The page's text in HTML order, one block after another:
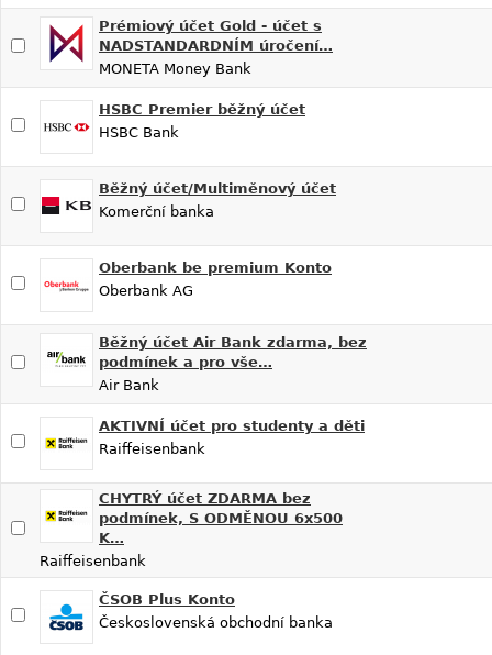
Prémiový účet Gold - účet s
NADSTANDARDNÍM úročení…
MONETA Money Bank
HSBC Premier běžný účet
HSBC Bank
Běžný účet/Multiměnový účet
Komerční banka
Oberbank be premium Konto
Oberbank AG
Běžný účet Air Bank zdarma, bez
podmínek a pro vše…
Air Bank
AKTIVNÍ účet pro studenty a děti
Raiffeisenbank
CHYTRÝ účet ZDARMA bez
podmínek, S ODMĚNOU 6x500
K…
Raiffeisenbank
ČSOB Plus Konto
Československá obchodní banka